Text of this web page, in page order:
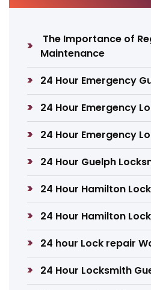
The Importance of
Maintenance
24 Hour Emergency
24 Hour Emergency
24 Hour Emergency
24 Hour Guelph
24 Hour Hamilton
24 Hour Hamilton
24 hour Lock repair
24 Hour Locksmith